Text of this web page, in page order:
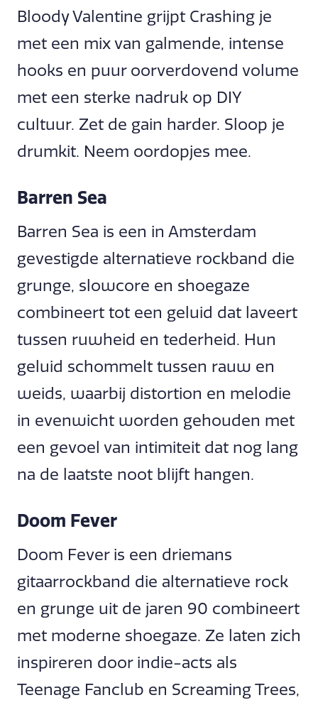
Bloody Valentine grijpt Crashing je
met een mix van galmende, intense
hooks en puur oorverdovend volume
met een sterke nadruk op DIY
cultuur. Zet de gain harder. Sloop je
drumkit. Neem oordopjes mee.
Barren Sea
Barren Sea is een in Amsterdam
gevestigde alternatieve rockband die
grunge, slowcore en shoegaze
combineert tot een geluid dat laveert
tussen ruwheid en tederheid. Hun
geluid schommelt tussen rauw en
weids, waarbij distortion en melodie
in evenwicht worden gehouden met
een gevoel van intimiteit dat nog lang
na de laatste noot blijft hangen.
Doom Fever
Doom Fever is een driemans
gitaarrockband die alternatieve rock
en grunge uit de jaren 90 combineert
met moderne shoegaze. Ze laten zich
inspireren door indie-acts als
Teenage Fanclub en Screaming Trees,